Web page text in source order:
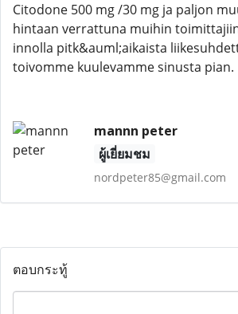
Citodone 500 mg /30 mg ja paljon
hintaan verrattuna muihin
innolla pitk&auml;aikaista
toivomme kuulevamme sinusta pian.
mannn peter
ผู้เยี่ยมชม
nordpeter85@gmail.com
ตอบกระทู้